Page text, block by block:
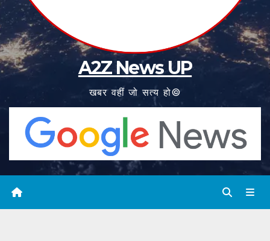
A2Z News UP
खबर वहीं जो सत्य हो©